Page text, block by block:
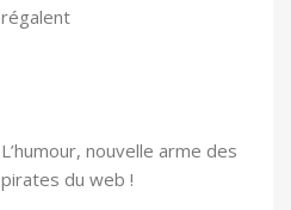
régalent
L’humour, nouvelle arme des
pirates du web !